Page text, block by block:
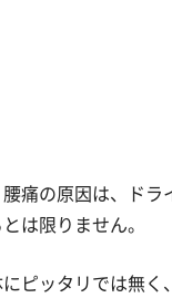
痛の原因は、ド
は限りません。
ピッタリでは無